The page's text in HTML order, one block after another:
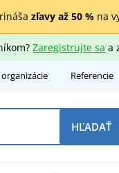
zľavy až 50 %na
Zaregistrujte sa a
Referencie
HĽADAŤ